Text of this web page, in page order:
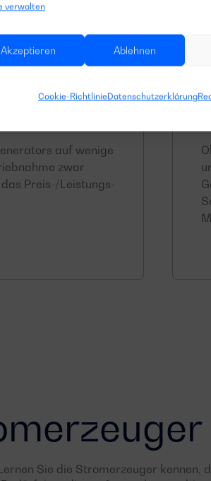
verwalten
Akzeptieren Ablehnen
Cookie-RichtlinieDatenschutzerklärung
auf wenige
zwar
Preis-/Leistungs-
Sie die Stromerzeuger kennen,